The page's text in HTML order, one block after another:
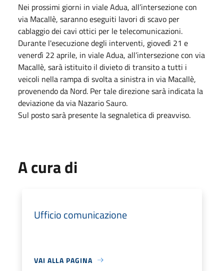
Nei prossimi giorni in viale Adua, all’intersezione con
via Macallè, saranno eseguiti lavori di scavo per
cablaggio dei cavi ottici per le telecomunicazioni.
Durante l'esecuzione degli interventi, giovedì 21 e
venerdì 22 aprile, in viale Adua, all’intersezione con via
Macallè, sarà istituito il divieto di transito a tutti i
veicoli nella rampa di svolta a sinistra in via Macallè,
provenendo da Nord. Per tale direzione sarà indicata la
deviazione da via Nazario Sauro.
Sul posto sarà presente la segnaletica di preavviso.
A cura di
Ufficio comunicazione
VAI ALLA PAGINA